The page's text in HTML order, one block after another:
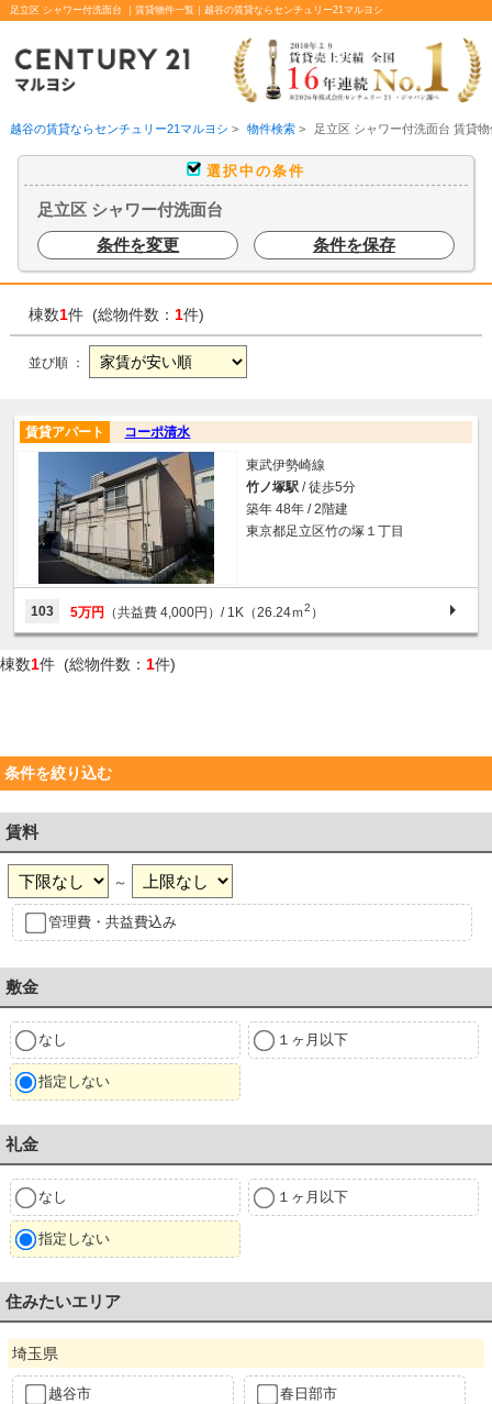
足立区 シャワー付洗面台 ｜賃貸物件一覧｜越谷の賃貸ならセンチュリー21マルヨシ
越谷の賃貸ならセンチュリー21マルヨシ > 物件検索> 足立区 シャワー付洗面台 賃貸
選択中の条件
足立区 シャワー付洗面台
条件を変更
条件を保存
棟数1件 (総物件数： 1件)
並び順 ：
コーポ清水
賃貸アパート
東武伊勢崎線
竹ノ塚駅 / 徒歩5分
築年 48年 / 2階建
東京都足立区竹の塚１丁目
103 5万円 （共益費 4,000円）/ 1K（26.24ｍ2 ）
棟数1件 (総物件数： 1件)
条件を絞り込む
賃料
～
管理費・共益費込み
敷金
なし １ヶ月以下
指定しない
礼金
なし １ヶ月以下
指定しない
住みたいエリア
埼玉県
越谷市 春日部市